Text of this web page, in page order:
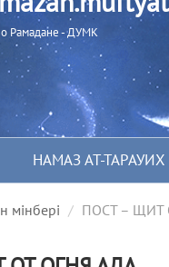
о Рамадане - ДУМК
НАМАЗ АТ-ТАРАУИХ
мінбері ПОСТ – ЩИТ